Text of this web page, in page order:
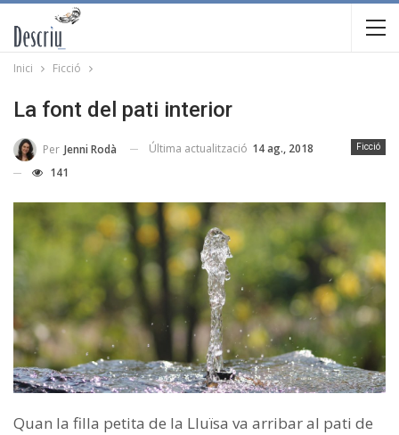
Inici Ficció
La font del pati interior
Ficció
Per Jenni Rodà Última actualització 14 ag., 2018
141
Quan la filla petita de la Lluïsa va arribar al pati de